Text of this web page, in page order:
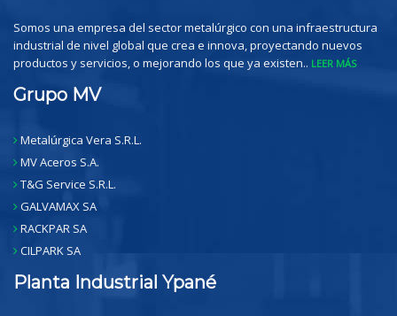
Somos una empresa del sector metalúrgico con una infraestructura
industrial de nivel global que crea e innova, proyectando nuevos
productos y servicios, o mejorando los que ya existen.. LEER MÁS
Grupo MV
Metalúrgica Vera S.R.L.
MV Aceros S.A.
T&G Service S.R.L.
GALVAMAX SA
RACKPAR SA
CILPARK SA
Planta Industrial Ypané